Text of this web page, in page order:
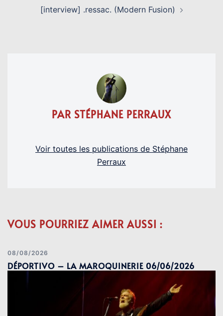
[interview] .ressac. (Modern Fusion)
PAR STÉPHANE PERRAUX
Voir toutes les publications de Stéphane
Perraux
VOUS POURRIEZ AIMER AUSSI :
08/08/2026
DÉPORTIVO – LA MAROQUINERIE 06/06/2026